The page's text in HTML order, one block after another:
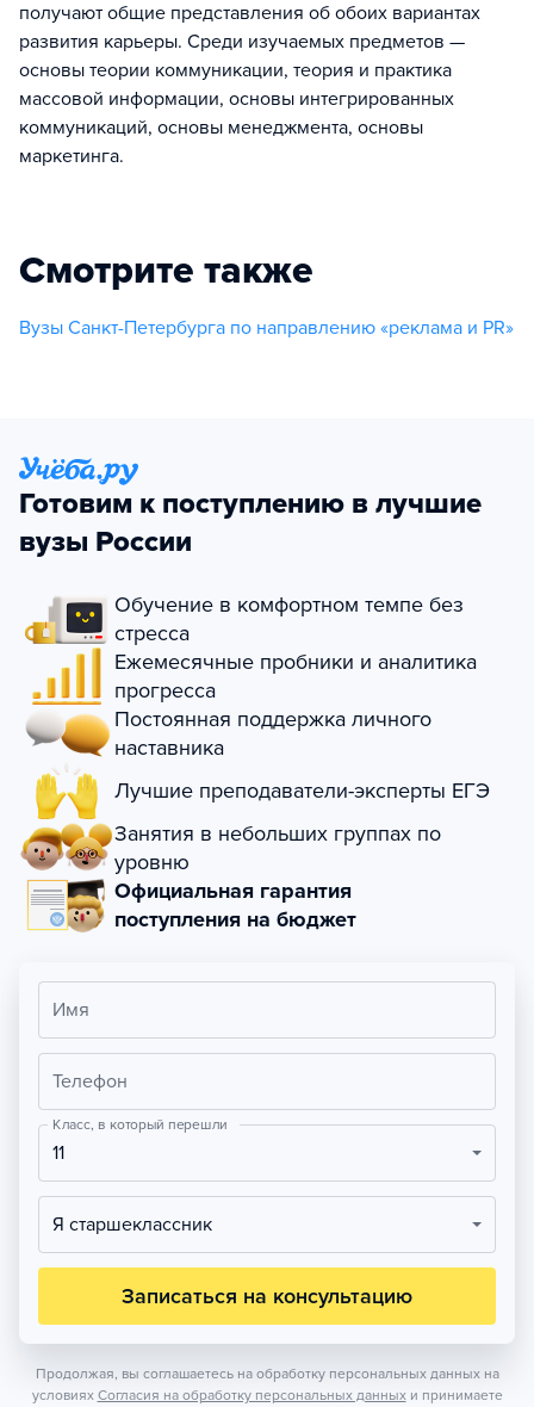
получают общие представления об обоих вариантах
развития карьеры. Среди изучаемых предметов —
основы теории коммуникации, теория и практика
массовой информации, основы интегрированных
коммуникаций, основы менеджмента, основы
маркетинга.
Смотрите также
Вузы Санкт-Петербурга по направлению «реклама и PR»
Готовим к поступлению в лучшие
вузы России
Обучение в комфортном темпе без
стресса
Ежемесячные пробники и аналитика
прогресса
Постоянная поддержка личного
наставника
Лучшие преподаватели-эксперты ЕГЭ
Занятия в небольших группах по
уровню
Официальная гарантия
поступления на бюджет
Имя
Телефон
Класс, в который перешли
11
Я старшеклассник
Записаться на консультацию
Продолжая, вы соглашаетесь на обработку персональных данных на
условиях Согласия на обработку персональных данных и принимаете